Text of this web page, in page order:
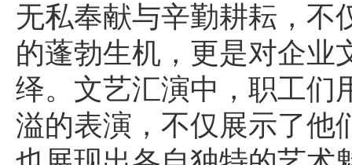
无私奉献与辛勤耕耘，不
的蓬勃生机，更是对企业
绎。文艺汇演中，职工们
溢的表演，不仅展示了他